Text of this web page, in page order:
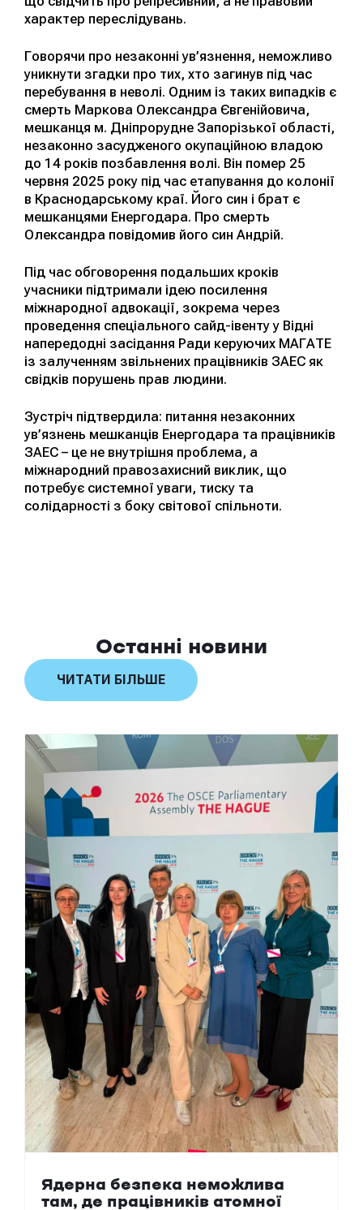
характер переслідувань.
Говорячи про незаконні ув’язнення, неможливо
уникнути згадки про тих, хто загинув під час
перебування в неволі. Одним із таких випадків є
смерть Маркова Олександра Євгенійовича,
мешканця м. Дніпрорудне Запорізької області,
незаконно засудженого окупаційною владою
до 14 років позбавлення волі. Він помер 25
червня 2025 року під час етапування до колонії
в Краснодарському краї. Його син і брат є
мешканцями Енергодара. Про смерть
Олександра повідомив його син Андрій.
Під час обговорення подальших кроків
учасники підтримали ідею посилення
міжнародної адвокації, зокрема через
проведення спеціального сайд-івенту у Відні
напередодні засідання Ради керуючих МАГАТЕ
із залученням звільнених працівників ЗАЕС як
свідків порушень прав людини.
Зустріч підтвердила: питання незаконних
ув’язнень мешканців Енергодара та працівників
ЗАЕС – це не внутрішня проблема, а
міжнародний правозахисний виклик, що
потребує системної уваги, тиску та
солідарності з боку світової спільноти.
Останні новини
ЧИТАТИ БІЛЬШЕ
Ядерна безпека неможлива
там, де працівників атомної